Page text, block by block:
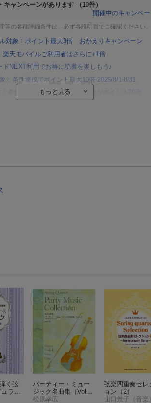
キャンペーンがあります
（10件）
開催中のキャンペ
の各種詳細条件は、必ず各説明頁でご確認ください。
ル対象！ポイント最大3倍 おかえりキャンペーン
楽天モバイルご利用者はさらに+1倍
ドNEXT利用でお得に読書を楽しもう♪
！条件達成でポイント最大10倍 2026/8/1-8/31
条件達成で楽天ブックス購入分がポイント20倍
く弦
ラー
パーティー・ミュー
ジック名曲集（Vol．
2）
松原幸広
弦楽四重奏セレ
ョン（2）
山口景子（音楽）